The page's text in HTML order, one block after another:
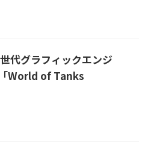
代グラフィックエンジ
World of Tanks